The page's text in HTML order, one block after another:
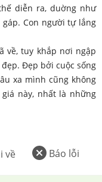
diễn ra, duờng như
Con người tự lắng
tuy khắp nơi ngập
Đẹp bởi cuộc sống
xa mình cũng không
này, nhất là những
Báo lỗi
về